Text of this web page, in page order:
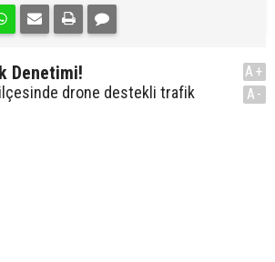
Denetimi!
drone destekli trafik
A+
A-